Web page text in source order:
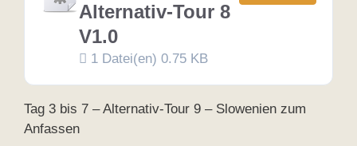
Alternativ-Tour 8
V1.0
1 Datei(en) 0.75 KB
Tag 3 bis 7 – Alternativ-Tour 9 – Slowenien zum
Anfassen